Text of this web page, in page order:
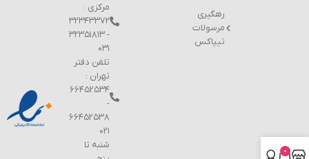
رهگیری
مرسولات
تیپاکس
مرکزی :
۳۲۳۴۳۳۷۲
- ۳۲۳۵۱۸۱۳
۰۳۱
تلفن دفتر
تهران :
۶۶۴۵۲۵۳۴
-
۶۶۴۵۲۵۳۸
۰۲۱
شنبه تا
0